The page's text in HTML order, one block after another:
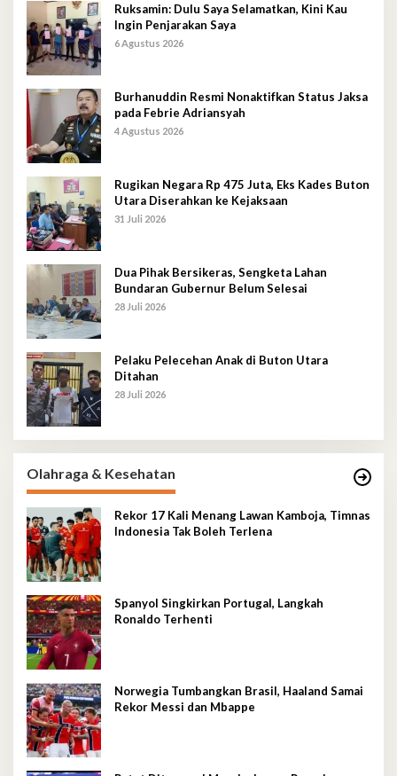
Ruksamin: Dulu Saya Selamatkan, Kini Kau
Ingin Penjarakan Saya
6 Agustus 2026
Burhanuddin Resmi Nonaktifkan Status Jaksa
pada Febrie Adriansyah
4 Agustus 2026
Rugikan Negara Rp 475 Juta, Eks Kades Buton
Utara Diserahkan ke Kejaksaan
31 Juli 2026
Dua Pihak Bersikeras, Sengketa Lahan
Bundaran Gubernur Belum Selesai
28 Juli 2026
Pelaku Pelecehan Anak di Buton Utara
Ditahan
28 Juli 2026
Olahraga & Kesehatan
Rekor 17 Kali Menang Lawan Kamboja, Timnas
Indonesia Tak Boleh Terlena
Spanyol Singkirkan Portugal, Langkah
Ronaldo Terhenti
Norwegia Tumbangkan Brasil, Haaland Samai
Rekor Messi dan Mbappe